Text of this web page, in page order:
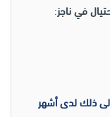
في ناجز:
ذلك لدى أشهر